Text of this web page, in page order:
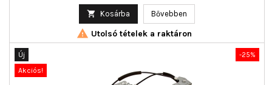
 Kosárba Bővebben
 Utolsó tételek a raktáron
-25%
Új
Akciós!